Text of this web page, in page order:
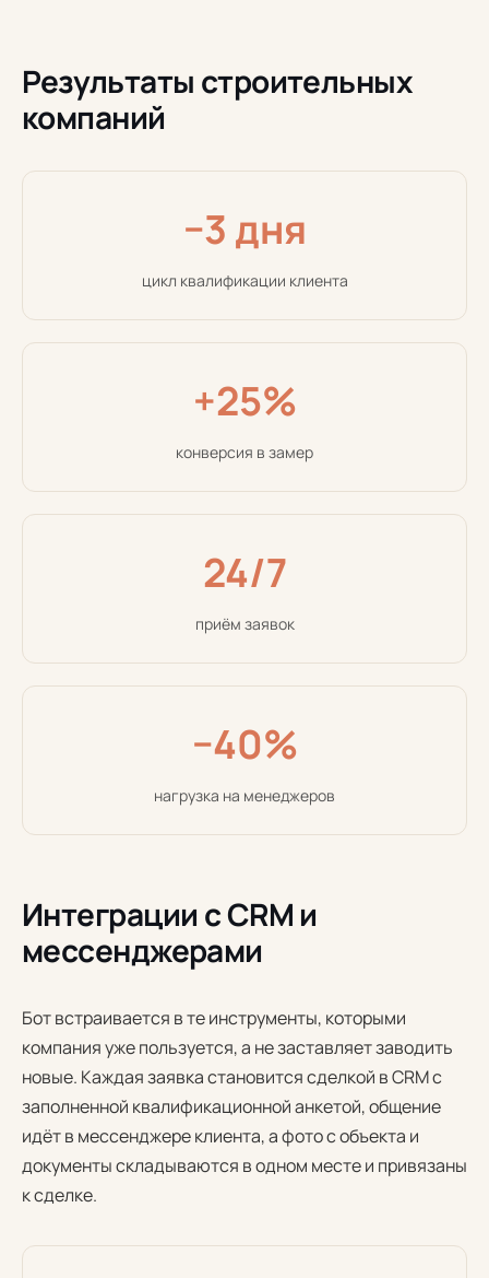
Результаты строительных
компаний
−3 дня
цикл квалификации клиента
+25%
конверсия в замер
24/7
приём заявок
−40%
нагрузка на менеджеров
Интеграции с CRM и
мессенджерами
Бот встраивается в те инструменты, которыми
компания уже пользуется, а не заставляет заводить
новые. Каждая заявка становится сделкой в CRM с
заполненной квалификационной анкетой, общение
идёт в мессенджере клиента, а фото с объекта и
документы складываются в одном месте и привязаны
к сделке.